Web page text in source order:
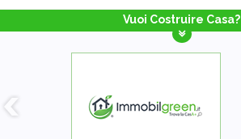
Vuoi Costruire Casa?